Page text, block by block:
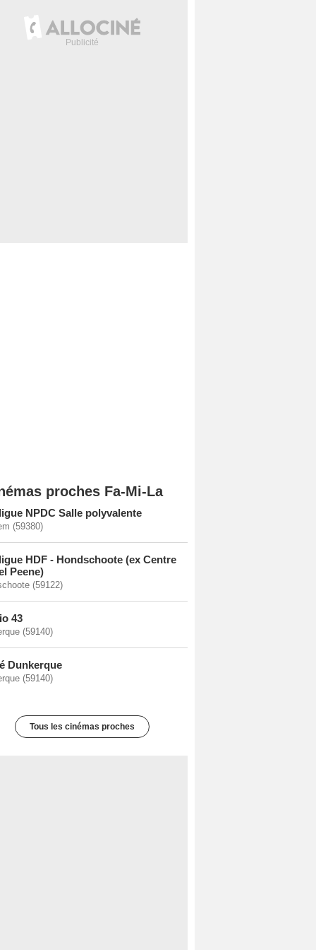
proches Fa-Mi-La
NPDC Salle polyvalente
(59380)
HDF - Hondschoote (ex Centre
Peene)
(59122)
43
(59140)
Dunkerque
(59140)
Tous les cinémas proches